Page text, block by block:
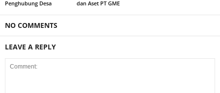
Penghubung Desa dan Aset PT GME
NO COMMENTS
LEAVE A REPLY